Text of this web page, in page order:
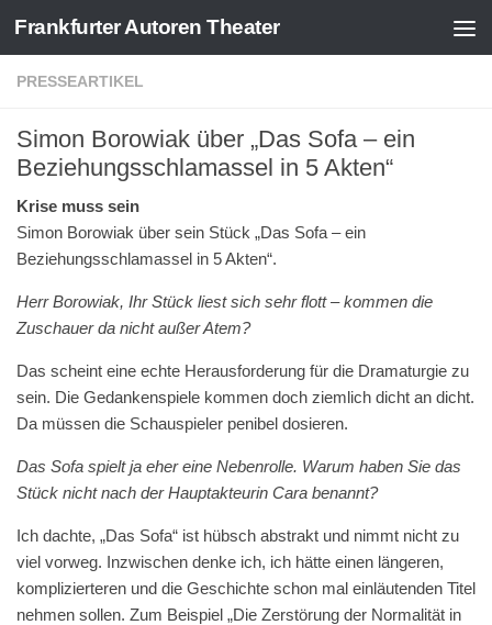
Zum Inhalt springen
Frankfurter Autoren Theater
PRESSEARTIKEL
Simon Borowiak über „Das Sofa – ein
Beziehungsschlamassel in 5 Akten“
Krise muss sein
Simon Borowiak über sein Stück „Das Sofa – ein
Beziehungsschlamassel in 5 Akten“.
Herr Borowiak, Ihr Stück liest sich sehr flott – kommen die
Zuschauer da nicht außer Atem?
Das scheint eine echte Herausforderung für die Dramaturgie zu
sein. Die Gedankenspiele kommen doch ziemlich dicht an dicht.
Da müssen die Schauspieler penibel dosieren.
Das Sofa spielt ja eher eine Nebenrolle. Warum haben Sie das
Stück nicht nach der Hauptakteurin Cara benannt?
Ich dachte, „Das Sofa“ ist hübsch abstrakt und nimmt nicht zu
viel vorweg. Inzwischen denke ich, ich hätte einen längeren,
komplizierteren und die Geschichte schon mal einläutenden Titel
nehmen sollen. Zum Beispiel „Die Zerstörung der Normalität in